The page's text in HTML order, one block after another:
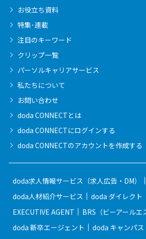
お役立ち資料
特集･連載
注目のキーワード
クリップ一覧
パーソルキャリアサービス
私たちについて
お問い合わせ
doda CONNECTとは
doda CONNECTにログインする
doda CONNECTのアカウントを作成する
doda求人情報サービス（求人広告・DM）
doda人材紹介サービス
doda ダイレクト
EXECUTIVE AGENT
BRS（ビーアールエ
doda 新卒エージェント
doda キャンパス